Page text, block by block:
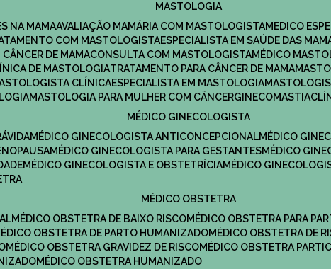
MASTOLOGIA
NA MAMA AVALIAÇÃO MAMÁRIA COM MASTOLOGISTA
MEDICO
COM MASTOLOGISTA ESPECIALISTA EM SAÚDE DAS
CÂNCER DE MAMA
CONSULTA COM MASTOLOGISTA MÉDICO
DE MASTOLOGIA TRATAMENTO PARA CÂNCER DE MAMA
CLÍNICA ESPECIALISTA EM MASTOLOGIA
MASTOLOGIA PARA MULHER COM CÂNCER GINECOMASTIA
MÉDICO GINECOLOGISTA
MÉDICO GINECOLOGISTA ANTICONCEPCIONAL
MÉDICO
MÉDICO GINECOLOGISTA PARA GESTANTES
MÉDICO
MÉDICO GINECOLOGISTA E OBSTETRÍCIA
MÉDICO
MÉDICO OBSTETRA
MÉDICO OBSTETRA DE BAIXO RISCO
MÉDICO OBSTETRA PARA
MÉDICO OBSTETRA DE PARTO HUMANIZADO MÉDICO OBSTETRA DE
MÉDICO OBSTETRA GRAVIDEZ DE RISCO
MÉDICO OBSTETRA
MÉDICO OBSTETRA HUMANIZADO